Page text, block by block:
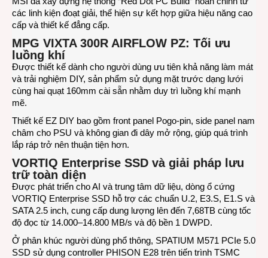
các linh kiện đoạt giải, thể hiện sự kết hợp giữa hiệu năng cao
cấp và thiết kế đẳng cấp.
MPG VIXTA 300R AIRFLOW PZ: Tối ưu
luồng khí
Được thiết kế dành cho người dùng ưu tiên khả năng làm mát
và trải nghiệm DIY, sản phẩm sử dụng mặt trước dạng lưới
cùng hai quạt 160mm cài sẵn nhằm duy trì luồng khí mạnh
mẽ.
Thiết kế EZ DIY bao gồm front panel Pogo-pin, side panel nam
châm cho PSU và không gian đi dây mở rộng, giúp quá trình
lắp ráp trở nên thuận tiện hơn.
VORTIQ Enterprise SSD và giải pháp lưu
trữ toàn diện
Được phát triển cho AI và trung tâm dữ liệu, dòng ổ cứng
VORTIQ Enterprise SSD hỗ trợ các chuẩn U.2, E3.S, E1.S và
SATA 2.5 inch, cung cấp dung lượng lên đến 7,68TB cùng tốc
độ đọc từ 14.000–14.800 MB/s và độ bền 1 DWPD.
Ở phân khúc người dùng phổ thông, SPATIUM M571 PCIe 5.0
SSD sử dụng controller PHISON E28 trên tiến trình TSMC